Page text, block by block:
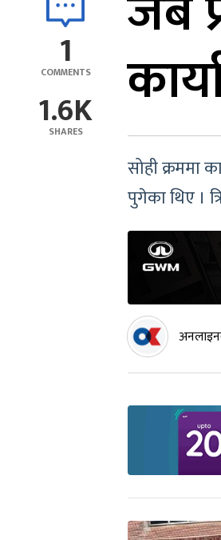
1
COMMENTS
1.6K
SHARES
सोही क्रममा
पुगेका थिए ।